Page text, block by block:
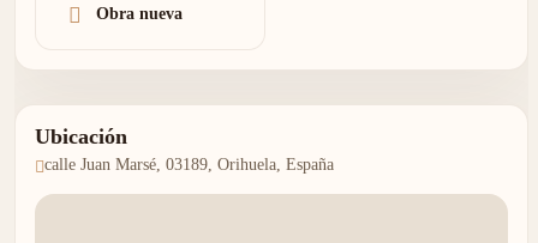
más prestigiosas de Alicante.
Obra nueva
Ubicación
calle Juan Marsé, 03189, Orihuela, España